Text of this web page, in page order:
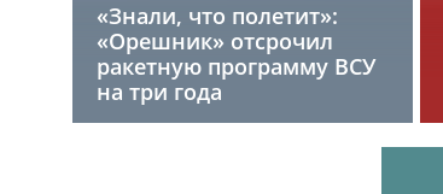
«Знали, что полетит»:
«Орешник» отсрочил
ракетную программу ВСУ
на три года